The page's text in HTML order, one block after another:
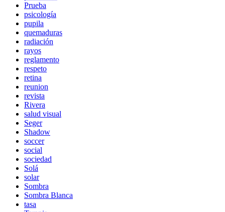
Prueba
psicología
pupila
quemaduras
radiación
rayos
reglamento
respeto
retina
reunion
revista
Rivera
salud visual
Seger
Shadow
soccer
social
sociedad
Solá
solar
Sombra
Sombra Blanca
tasa